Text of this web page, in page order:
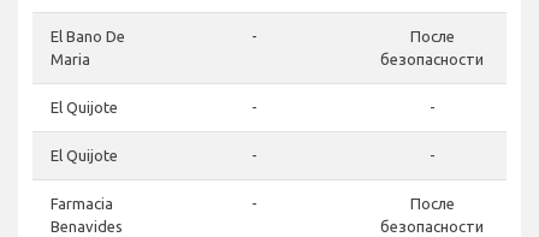
El Bano De
Maria
-
После
безопасности
El Quijote - -
El Quijote - -
Farmacia
Benavides
-
После
безопасности